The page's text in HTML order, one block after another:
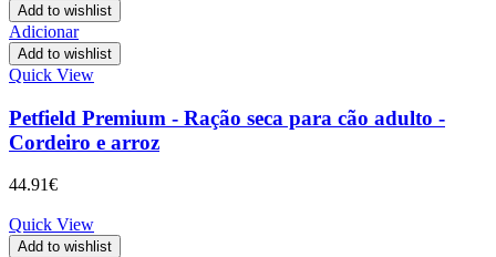
Add to wishlist
Adicionar
Add to wishlist
Quick View
Petfield Premium - Ração seca para cão adulto -
Cordeiro e arroz
44.91€
Quick View
Add to wishlist